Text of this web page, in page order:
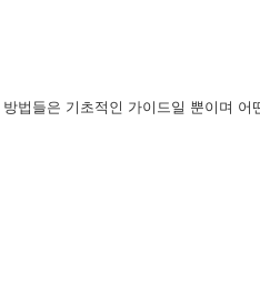
들은 기초적인 가이드일 뿐이며